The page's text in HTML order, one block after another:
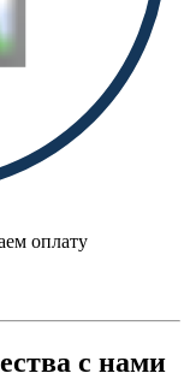
оплату
с нами